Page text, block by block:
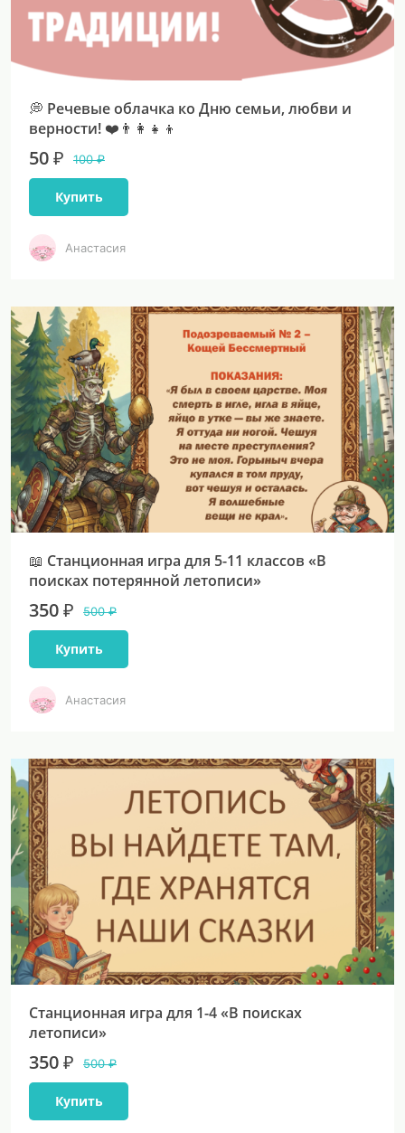
💭 Речевые облачка ко Дню семьи, любви и
верности! ❤️👨‍👩‍👧‍👦
50 ₽ 100 ₽
Купить
Анастасия
📖 Станционная игра для 5-11 классов «В
поисках потерянной летописи»
350 ₽ 500 ₽
Купить
Анастасия
Станционная игра для 1-4 «В поисках
летописи»
350 ₽ 500 ₽
Купить